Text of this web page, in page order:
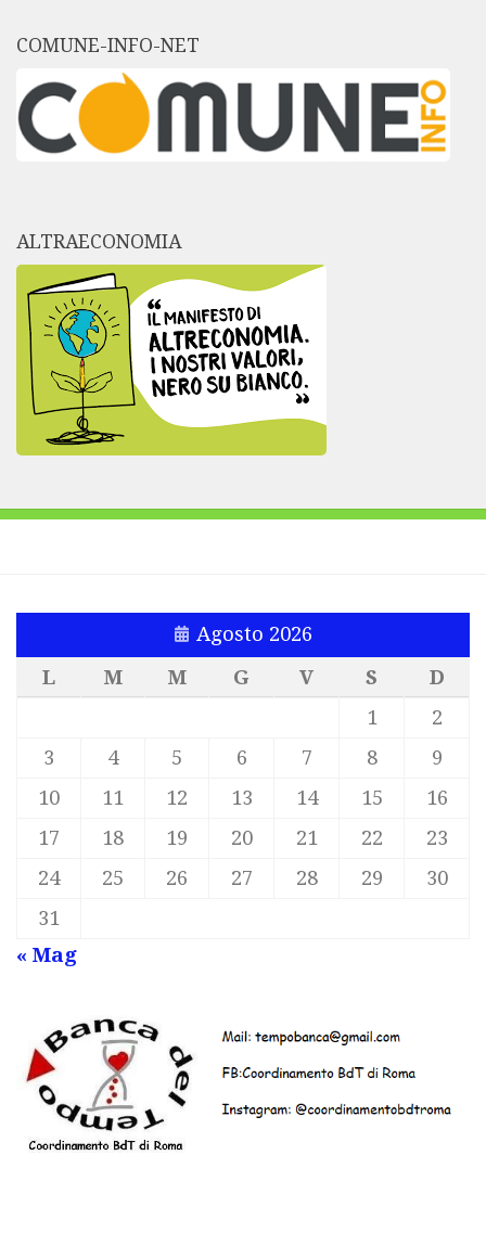
COMUNE-INFO-NET
ALTRAECONOMIA
Agosto 2026
L
M M G V S
D
1
2
3
4 5 6 7 8
9
10
11 12 13 14 15
16
17
18 19 20 21 22
23
24
25 26 27 28 29
30
31
« Mag